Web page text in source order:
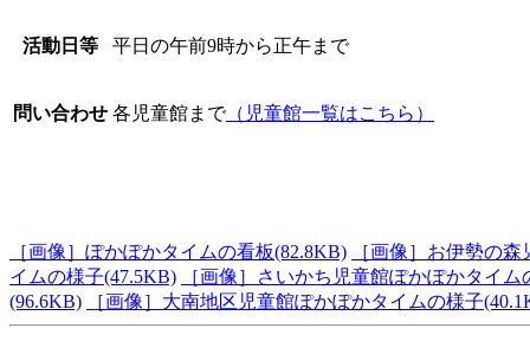
活動日等 平日の午前9時から正午まで
問い合わせ 各児童館まで（児童館一覧はこちら）
［画像］ぽかぽかタイムの看板(82.8KB)
［画像］お伊勢の
イムの様子(47.5KB)
［画像］さいかち児童館ぽかぽかタイム
(96.6KB)
［画像］大南地区児童館ぽかぽかタイムの様子